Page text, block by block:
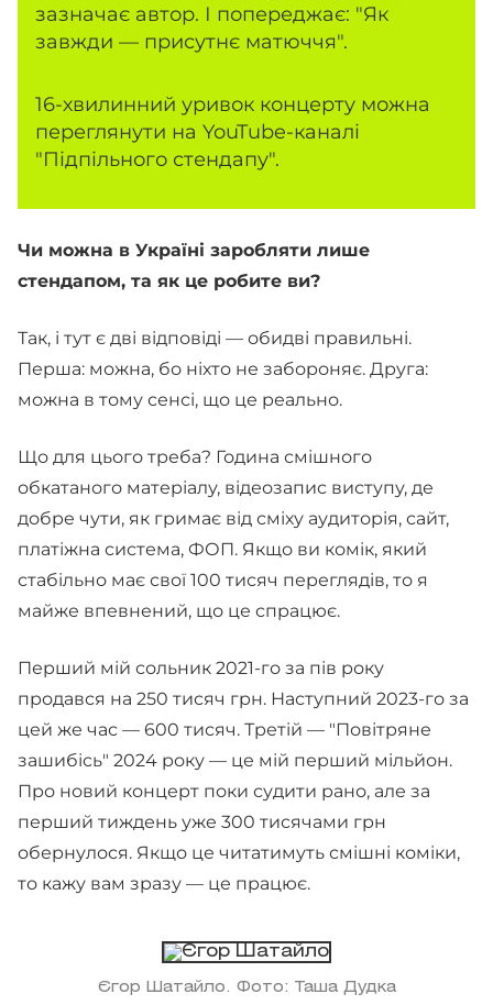
зазначає автор. І попереджає: "Як
завжди — присутнє матюччя".
16-хвилинний уривок концерту можна
переглянути на YouTube-каналі
"Підпільного стендапу".
Чи можна в Україні заробляти лише
стендапом, та як це робите ви?
Так, і тут є дві відповіді — обидві правильні.
Перша: можна, бо ніхто не забороняє. Друга:
можна в тому сенсі, що це реально.
Що для цього треба? Година смішного
обкатаного матеріалу, відеозапис виступу, де
добре чути, як гримає від сміху аудиторія, сайт,
платіжна система, ФОП. Якщо ви комік, який
стабільно має свої 100 тисяч переглядів, то я
майже впевнений, що це спрацює.
Перший мій сольник 2021-го за пів року
продався на 250 тисяч грн. Наступний 2023-го за
цей же час — 600 тисяч. Третій — "Повітряне
зашибісь" 2024 року — це мій перший мільйон.
Про новий концерт поки судити рано, але за
перший тиждень уже 300 тисячами грн
обернулося. Якщо це читатимуть смішні коміки,
то кажу вам зразу — це працює.
Єгор Шатайло. Фото: Таша Дудка